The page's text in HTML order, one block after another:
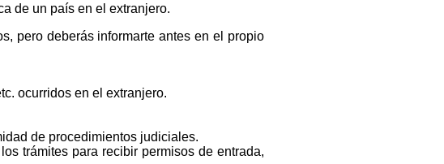
de un país en el extranjero.
pero deberás informarte antes en el propio
ocurridos en el extranjero.
de procedimientos judiciales.
trámites para recibir permisos de entrada,